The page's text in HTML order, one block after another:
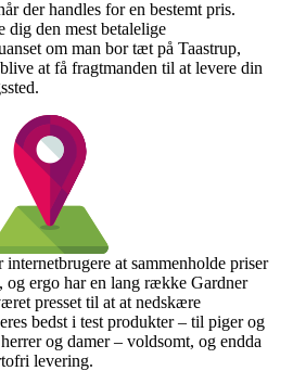
der handles for en bestemt pris.
dig den mest betalelige
om man bor tæt på Taastrup,
at få fragtmanden til at levere din
at sammenholde priser
og ergo har en lang række Gardner
presset til at at nedskære
bedst i test produkter – til piger og
og damer – voldsomt, og endda
levering.